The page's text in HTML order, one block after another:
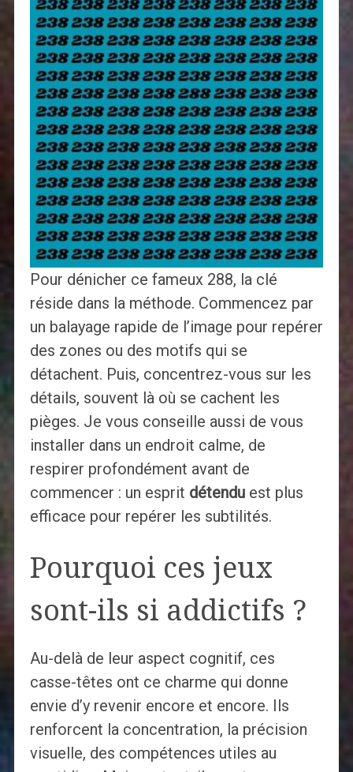
Pour dénicher ce fameux 288, la clé
réside dans la méthode. Commencez par
un balayage rapide de l’image pour repérer
des zones ou des motifs qui se
détachent. Puis, concentrez-vous sur les
détails, souvent là où se cachent les
pièges. Je vous conseille aussi de vous
installer dans un endroit calme, de
respirer profondément avant de
commencer : un esprit détenduest plus
efficace pour repérer les subtilités.
Pourquoi ces jeux
sont-ils si addictifs ?
Au-delà de leur aspect cognitif, ces
casse-têtes ont ce charme qui donne
envie d’y revenir encore et encore. Ils
renforcent la concentration, la précision
visuelle, des compétences utiles au